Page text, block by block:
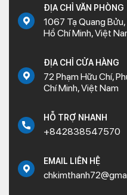
Việt Nam
Giới thiệu các
Có rất nhiều địa chỉ bán
chất lượng, chính hãng.
chính hãng trọn bộ hoặc số
Thành.
Hiện cửa hàng phụ tùng xe
ĐỊA CHỈ VĂN PHÒNG
1067 Tạ Quang
Hồ Chí Minh, Việt
ĐỊA CHỈ CỬA HÀNG
72 Phạm Hữu Chí,
Chí Minh, Việt Nam
HỖ TRỢ NHANH
+842838547570
EMAIL LIÊN HỆ